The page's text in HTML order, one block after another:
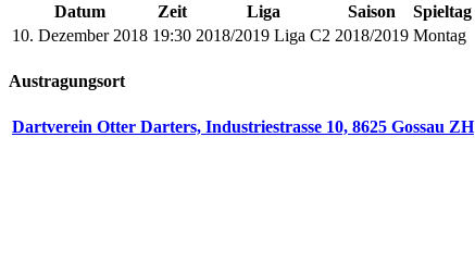
Datum Zeit Liga Saison
Spieltag
10. Dezember 2018 19:30 2018/2019 Liga C2 2018/2019 Montag
Austragungsort
Dartverein Otter Darters, Industriestrasse 10, 8625 Gossau ZH